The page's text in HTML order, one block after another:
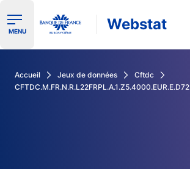
Ouvrir le menu de navigation
MENU Webstat
Accueil Jeux de données
Cftdc
CFTDC.M.FR.N.R.L22FRPL.A.1.Z5.4000.EUR.E.D72